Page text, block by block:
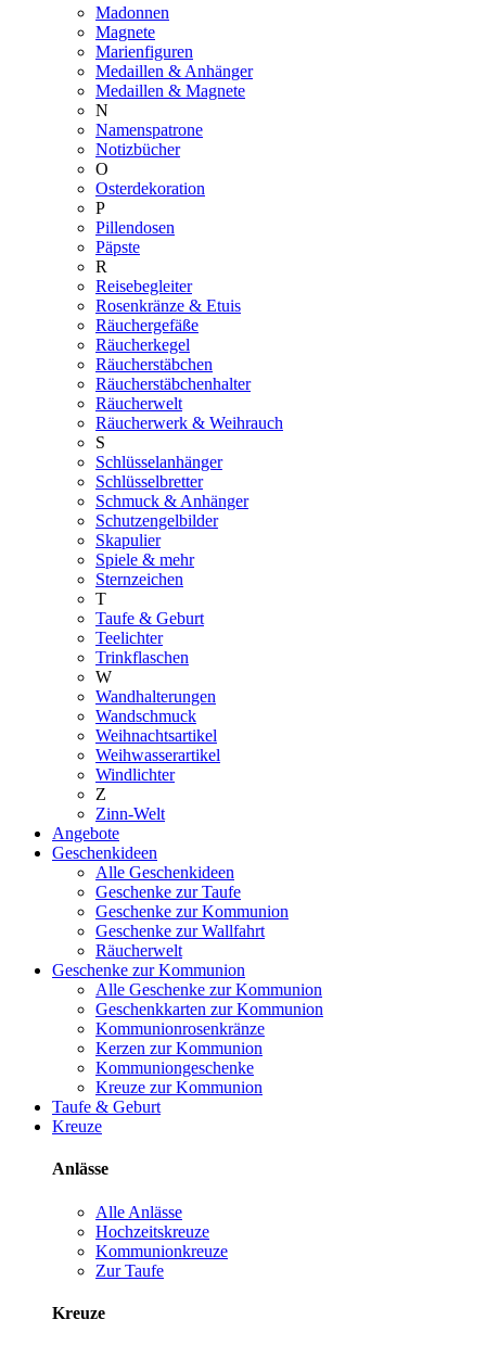
Madonnen
Magnete
Marienfiguren
Medaillen & Anhänger
Medaillen & Magnete
N
Namenspatrone
Notizbücher
O
Osterdekoration
P
Pillendosen
Päpste
R
Reisebegleiter
Rosenkränze & Etuis
Räuchergefäße
Räucherkegel
Räucherstäbchen
Räucherstäbchenhalter
Räucherwelt
Räucherwerk & Weihrauch
S
Schlüsselanhänger
Schlüsselbretter
Schmuck & Anhänger
Schutzengelbilder
Skapulier
Spiele & mehr
Sternzeichen
T
Taufe & Geburt
Teelichter
Trinkflaschen
W
Wandhalterungen
Wandschmuck
Weihnachtsartikel
Weihwasserartikel
Windlichter
Z
Zinn-Welt
Angebote
Geschenkideen
Alle Geschenkideen
Geschenke zur Taufe
Geschenke zur Kommunion
Geschenke zur Wallfahrt
Räucherwelt
Geschenke zur Kommunion
Alle Geschenke zur Kommunion
Geschenkkarten zur Kommunion
Kommunionrosenkränze
Kerzen zur Kommunion
Kommuniongeschenke
Kreuze zur Kommunion
Taufe & Geburt
Kreuze
Anlässe
Alle Anlässe
Hochzeitskreuze
Kommunionkreuze
Zur Taufe
Kreuze